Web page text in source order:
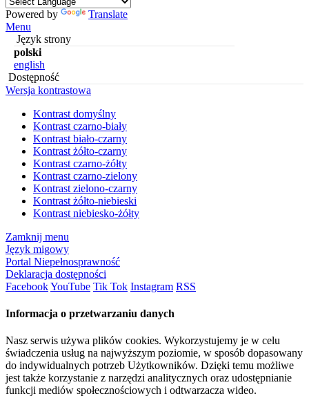
Powered by
Translate
Menu
Język strony
polski
english
Dostępność
Wersja kontrastowa
Kontrast domyślny
Kontrast czarno-biały
Kontrast biało-czarny
Kontrast żółto-czarny
Kontrast czarno-żółty
Kontrast czarno-zielony
Kontrast zielono-czarny
Kontrast żółto-niebieski
Kontrast niebiesko-żółty
Zamknij menu
Język migowy
Portal Niepełnosprawność
Deklaracja dostępności
FacebookYouTube Tik Tok Instagram RSS
Informacja o przetwarzaniu danych
Nasz serwis używa plików cookies. Wykorzystujemy je w celu
świadczenia usług na najwyższym poziomie, w sposób dopasowany
do indywidualnych potrzeb Użytkowników. Dzięki temu możliwe
jest także korzystanie z narzędzi analitycznych oraz udostępnianie
funkcji mediów społecznościowych i odtwarzacza wideo.